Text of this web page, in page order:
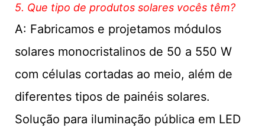
5. Que tipo de produtos solares vocês têm?
A: Fabricamos e projetamos módulos
solares monocristalinos de 50 a 550 W
com células cortadas ao meio, além de
diferentes tipos de painéis solares.
Solução para iluminação pública em LED